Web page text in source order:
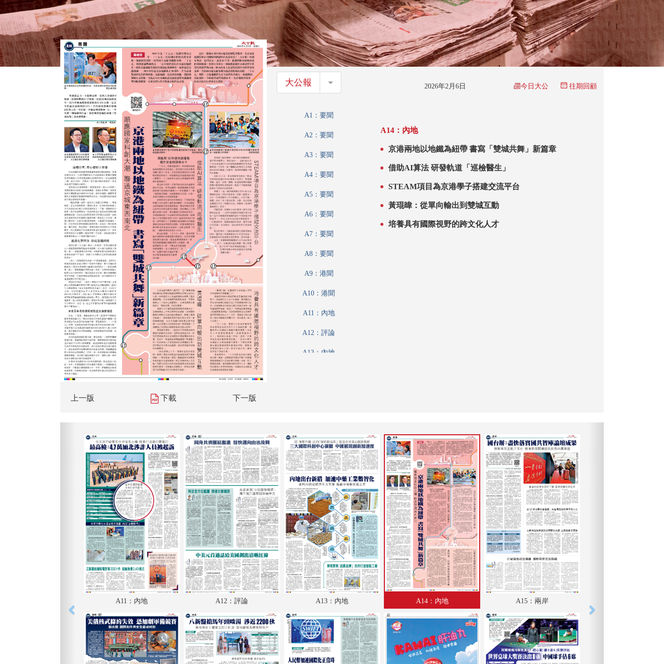
上一版 下載 下一版
大公報 大公報 2026年2月6日 今日大公 往期回顧
A1：要聞
A2：要聞
A3：要聞
A4：要聞
A5：要聞
A6：要聞
A7：要聞
A8：要聞
A9：港聞
A10：港聞
A11：內地
A12：評論
A13：內地
A18：經濟
A19：廣告
A20：體育
A21：國際
A22：體育
B1：副刊
B2：大公園
B3：小公園
A14：內地
京港兩地以地鐵為紐帶 書寫「雙城共舞」新篇章
借助AI算法 研發軌道「巡檢醫生」
STEAM項目為京港學子搭建交流平台
黃琨暐：從單向輸出到雙城互動
培養具有國際視野的跨文化人才
A11：內地 A12：評論 A13：內地 A14：內地 A15：兩岸